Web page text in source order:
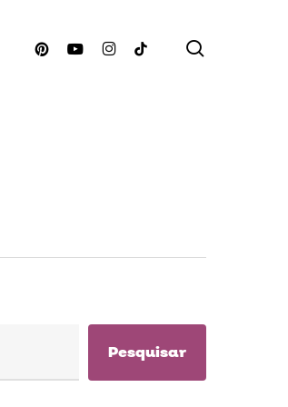
pinterestyoutubeinstagram
tiktok
Pesquisar